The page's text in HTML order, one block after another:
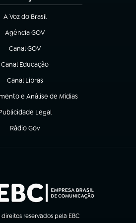
A Voz do Brasil
(abre em nova aba)
Agência GOV
(abre em nova aba)
Canal GOV
(abre em nova aba)
Canal Educação
(abre em nova aba)
Canal Libras
(abre em nova aba)
e Análise de Mídias
aba)
Legal
em nova aba)
Rádio Gov
(abre em nova aba)
direitos reservados pela EBC